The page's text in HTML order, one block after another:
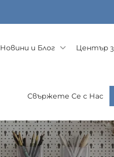
Новини и Блог Център
Свържете Се с Нас